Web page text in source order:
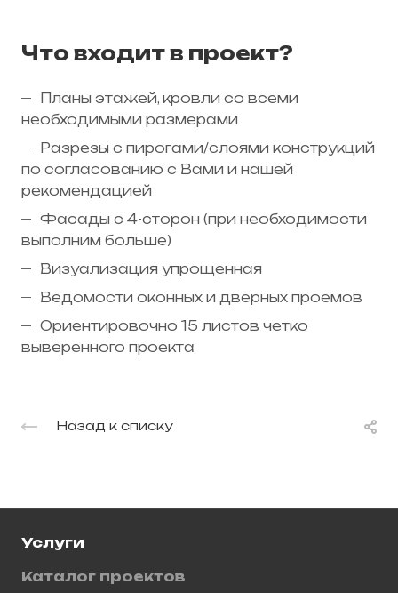
Что входит в проект?
Планы этажей, кровли со всеми
необходимыми размерами
Разрезы с пирогами/слоями конструкций
по согласованию с Вами и нашей
рекомендацией
Фасады с 4-сторон (при необходимости
выполним больше)
Визуализация упрощенная
Ведомости оконных и дверных проемов
Ориентировочно 15 листов четко
выверенного проекта
Назад к списку
Услуги
Каталог проектов